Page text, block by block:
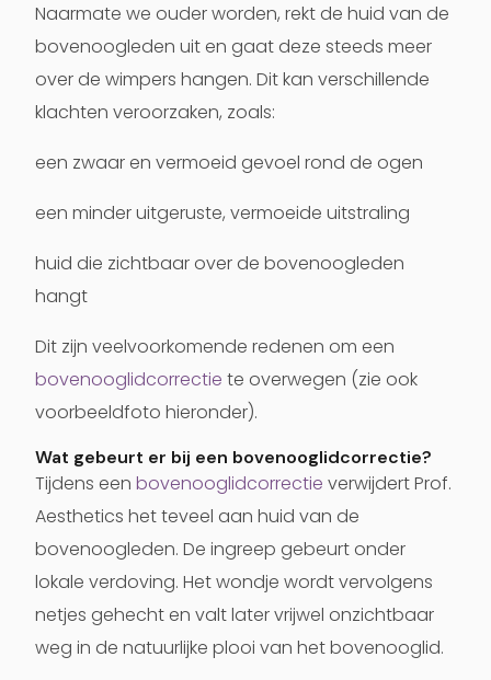
Naarmate we ouder worden, rekt de huid van de
bovenoogleden uit en gaat deze steeds meer
over de wimpers hangen. Dit kan verschillende
klachten veroorzaken, zoals:
een zwaar en vermoeid gevoel rond de ogen
een minder uitgeruste, vermoeide uitstraling
huid die zichtbaar over de bovenoogleden
hangt
Dit zijn veelvoorkomende redenen om een
bovenooglidcorrectie te overwegen (zie ook
voorbeeldfoto hieronder).
Wat gebeurt er bij een bovenooglidcorrectie?
Tijdens een bovenooglidcorrectie verwijdert Prof.
Aesthetics het teveel aan huid van de
bovenoogleden. De ingreep gebeurt onder
lokale verdoving. Het wondje wordt vervolgens
netjes gehecht en valt later vrijwel onzichtbaar
weg in de natuurlijke plooi van het bovenooglid.